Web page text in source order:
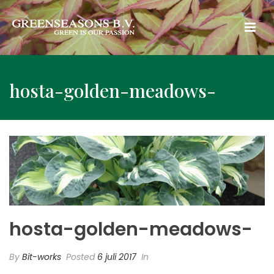
hosta-golden-meadows-
hosta-golden-meadows-
By Bit-works Posted 6 juli 2017 In